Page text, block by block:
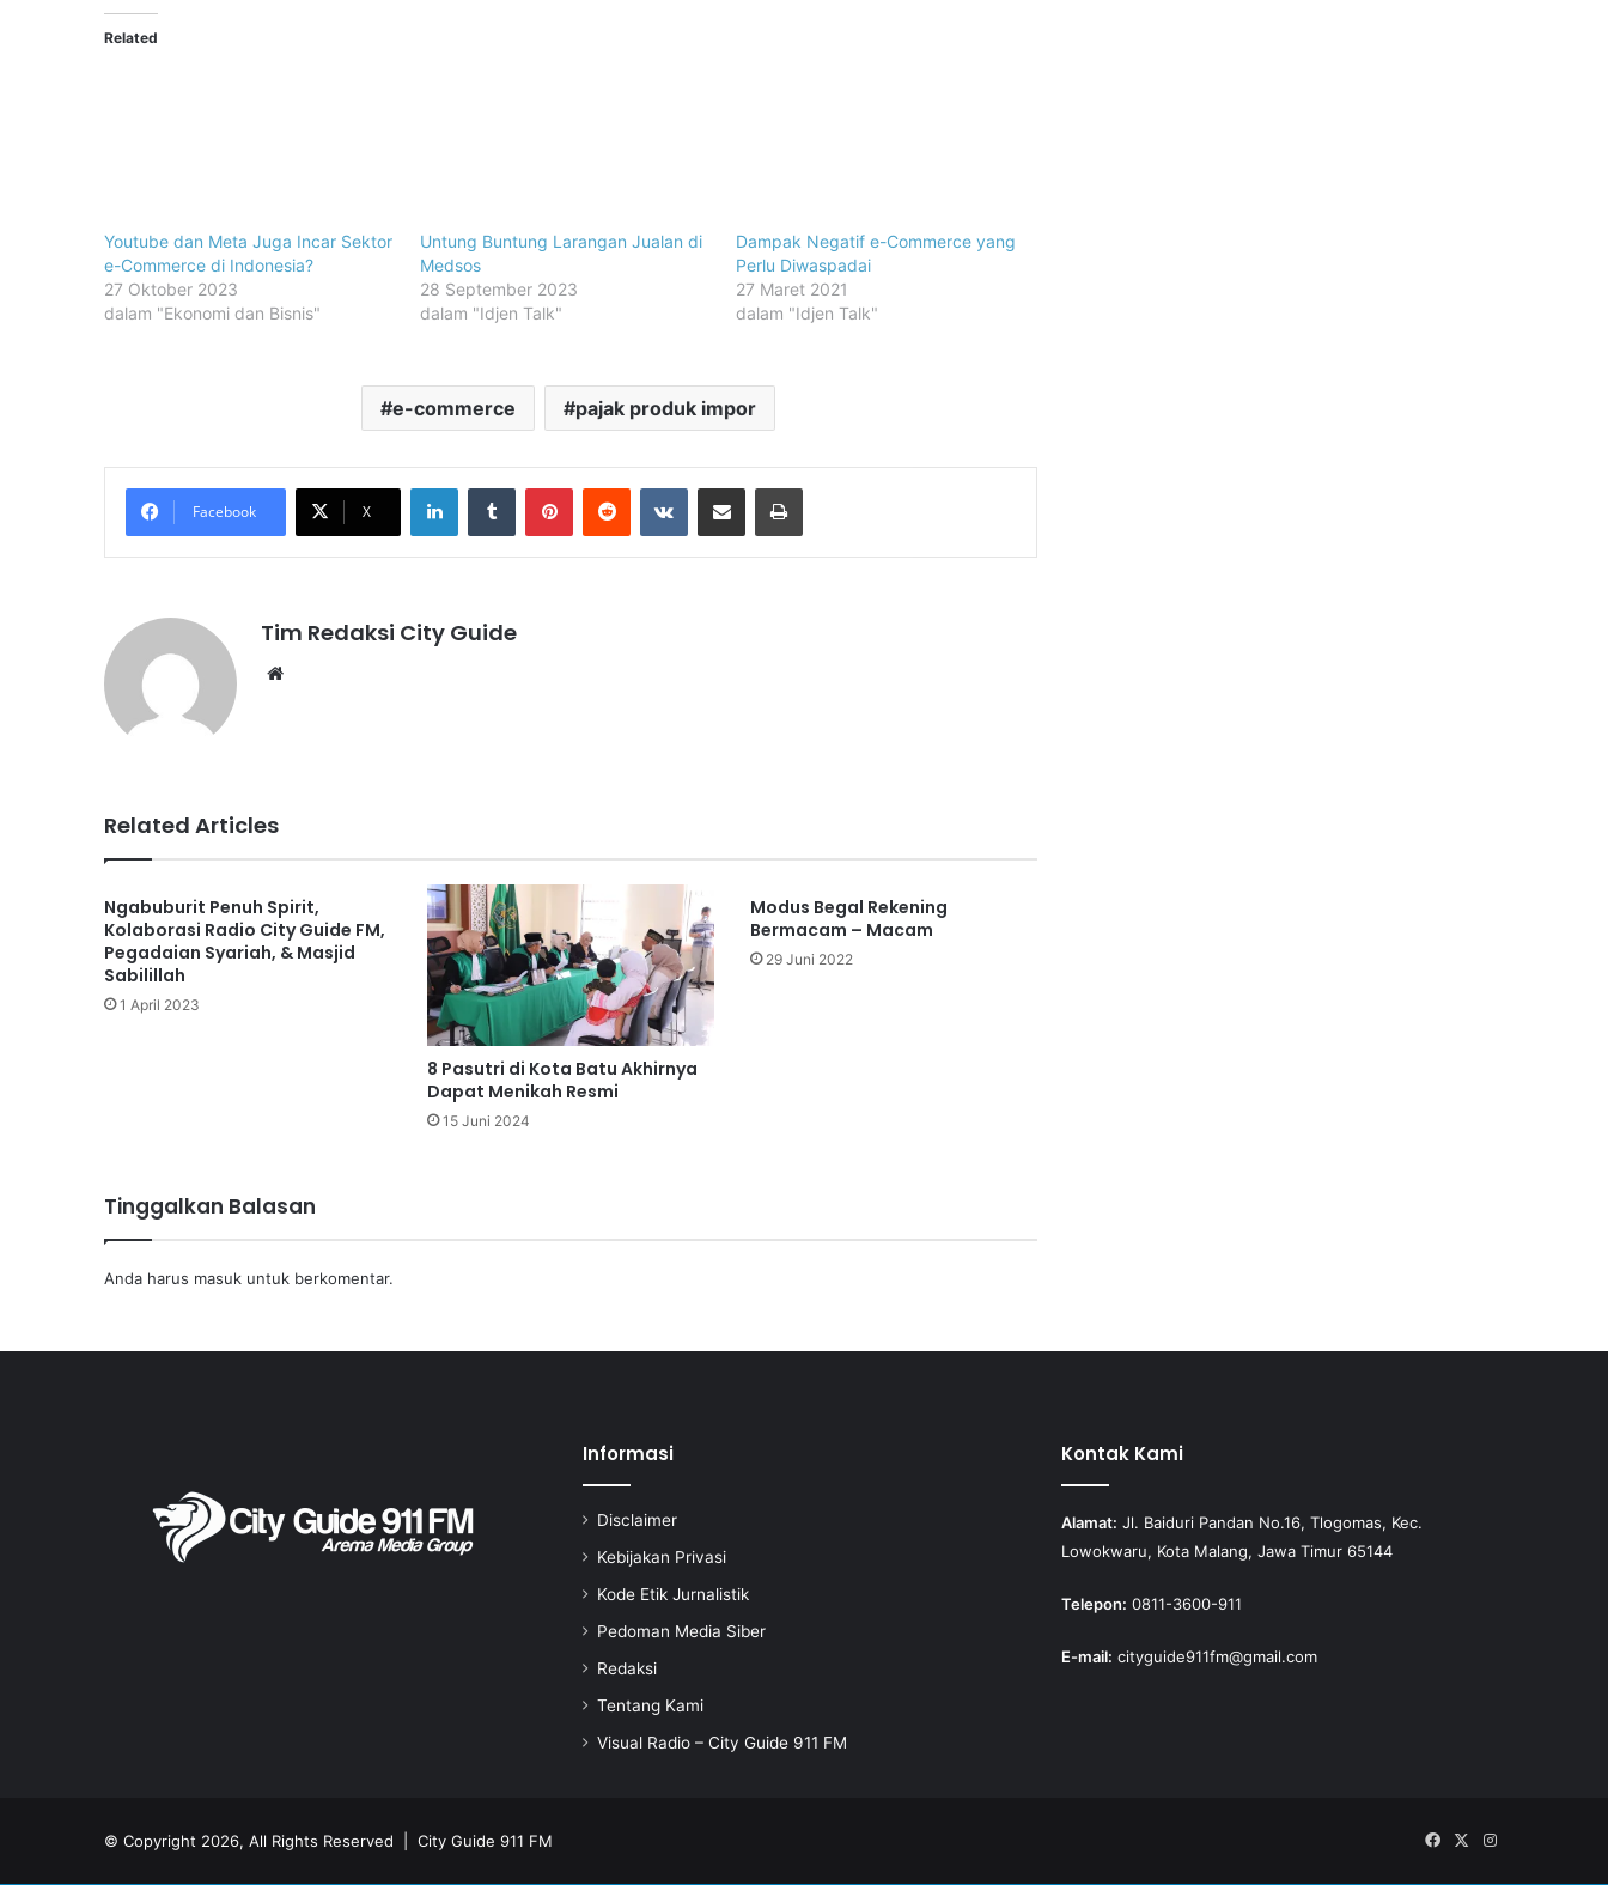
Related
Youtube dan Meta Juga Incar Sektor
e-Commerce di Indonesia?
27 Oktober 2023
dalam "Ekonomi dan Bisnis"
Untung Buntung Larangan Jualan di
Medsos
28 September 2023
dalam "Idjen Talk"
Dampak Negatif e-Commerce yang
Perlu Diwaspadai
27 Maret 2021
dalam "Idjen Talk"
e-commerce pajak produk impor
Facebook X
LinkedInTumblr PinterestReddit VKontakteShare via Email Print
Tim Redaksi City Guide
Related Articles
Ngabuburit Penuh Spirit,
Kolaborasi Radio City Guide FM,
Pegadaian Syariah, & Masjid
Sabilillah
1 April 2023
8 Pasutri di Kota Batu Akhirnya
Dapat Menikah Resmi
15 Juni 2024
Modus Begal Rekening
Bermacam – Macam
29 Juni 2022
Tinggalkan Balasan
Anda harus masuk untuk berkomentar.
Informasi
Disclaimer
Kebijakan Privasi
Kode Etik Jurnalistik
Pedoman Media Siber
Redaksi
Tentang Kami
Visual Radio – City Guide 911 FM
Kontak Kami
Alamat: Jl. Baiduri Pandan No.16, Tlogomas, Kec.
Lowokwaru, Kota Malang, Jawa Timur 65144
Telepon: 0811-3600-911
E-mail: cityguide911fm@gmail.com
© Copyright 2026, All Rights Reserved | City Guide 911 FM Facebook
X Instagram